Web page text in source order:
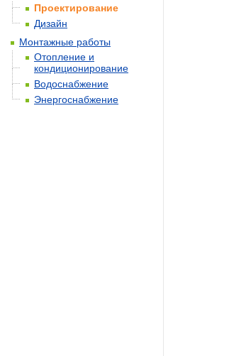
Проектирование
Дизайн
Монтажные работы
Отопление и
кондиционирование
Водоснабжение
Энергоснабжение